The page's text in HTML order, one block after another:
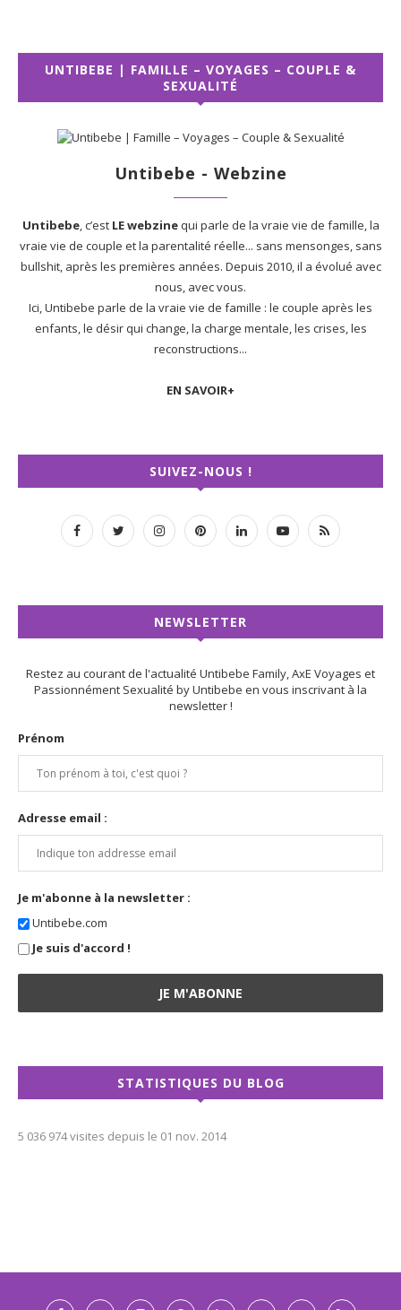
UNTIBEBE | FAMILLE – VOYAGES – COUPLE &
SEXUALITÉ
Untibebe - Webzine
Untibebe, c’est LE webzinequi parle de la vraie vie de famille, la
vraie vie de couple et la parentalité réelle... sans mensonges, sans
bullshit, après les premières années. Depuis 2010, il a évolué avec
nous, avec vous.
Ici, Untibebe parle de la vraie vie de famille : le couple après les
enfants, le désir qui change, la charge mentale, les crises, les
reconstructions...
EN SAVOIR+
SUIVEZ-NOUS !
NEWSLETTER
Restez au courant de l'actualité Untibebe Family, AxE Voyages et
Passionnément Sexualité by Untibebe en vous inscrivant à la
newsletter !
Prénom
Adresse email :
Je m'abonne à la newsletter :
Untibebe.com
Je suis d'accord !
STATISTIQUES DU BLOG
5 036 974 visites depuis le 01 nov. 2014